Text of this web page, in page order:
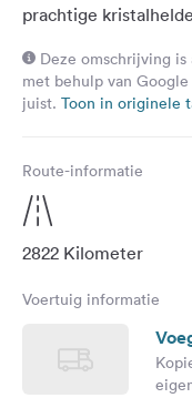
Facebook
Instagram
prachtige
https://
tour/roadtrips/
Deze omschrijving
met behulp van
juist. Toon in originele
Route-informatie
2822 Kilometer
Voertuig informatie